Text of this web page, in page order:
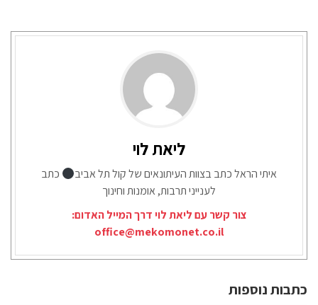
ליאת לוי
איתי הראל כתב בצוות העיתונאים של קול תל אביב
כתב
לענייני תרבות, אומנות וחינוך
צור קשר עם ליאת לוי דרך המייל האדום:
office@mekomonet.co.il
כתבות נוספות